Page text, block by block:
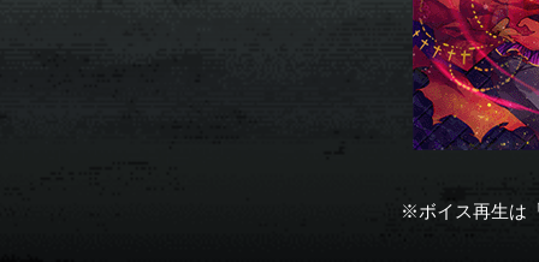
※ボイス再生は